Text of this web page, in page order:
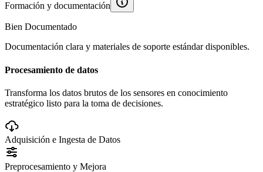
Formación y documentación
Bien Documentado
Documentación clara y materiales de soporte estándar disponibles.
Procesamiento de datos
Transforma los datos brutos de los sensores en conocimiento
estratégico listo para la toma de decisiones.
Adquisición e Ingesta de Datos
Preprocesamiento y Mejora